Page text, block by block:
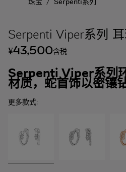
Serpenti Viper系列
¥43,500含税
Serpenti Viper系列
材质，蛇首饰以密镶
更多款式: